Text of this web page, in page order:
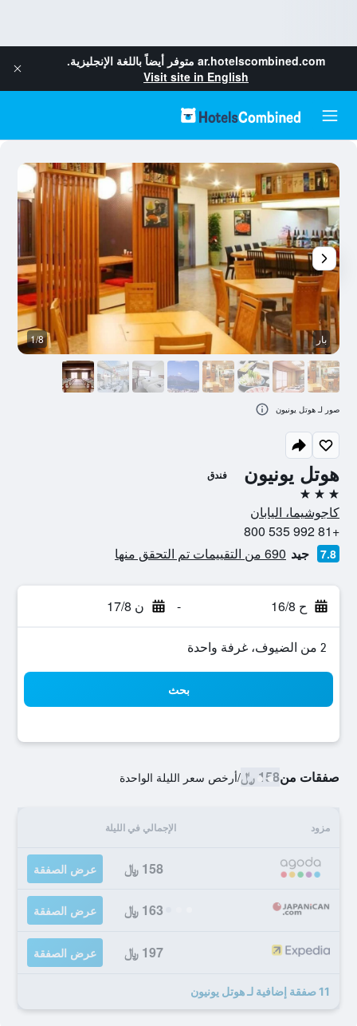
ar.hotelscombined.com متوفر أيضاً باللغة الإنجليزية.
Visit site in English
هوتل يونيون فندق
3 نجوم
كاجوشيما، اليابان
+81 992 535 800
7.8 جيد 690 من التقييمات تم التحقق منها
ح 16/8 - ن 17/8
2 من الضيوف، غرفة واحدة
بحث
صفقات من158 ﷼ /أرخص سعر الليلة الواحدة
مزود الإجمالي في الليلة
158 ﷼ عرض الصفقة
163 ﷼ عرض الصفقة
197 ﷼ عرض الصفقة
11 صفقة إضافية لـ هوتل يونيون
بار 1/8
صور لـ هوتل يونيون